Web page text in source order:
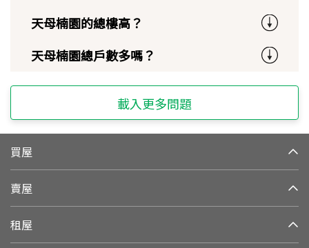
天母楠園的總樓高？
天母楠園總戶數多嗎？
載入更多問題
買屋
賣屋
租屋